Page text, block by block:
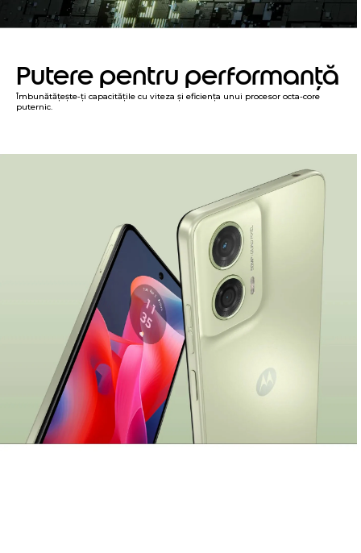
Putere pentru performanță
Îmbunătățește-ți capacitățile cu viteza și eficiența unui procesor octa-core
puternic.